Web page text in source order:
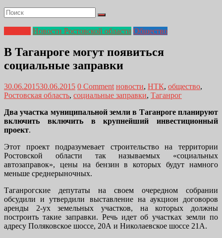
Новости Ростовской области Общество
В Таганроге могут появиться
социальные заправки
30.06.201530.06.2015 0 Comment новости, НТК, общество,
Ростовская область, социальные заправки, Таганрог
Два участка муниципальной земли в Таганроге планируют
включить включить в крупнейший инвестиционный
проект.
Этот проект подразумевает строительство на территории
Ростовской области так называемых «социальных
автозаправок», цены на бензин в которых будут намного
меньше среднерыночных.
Таганрогские депутаты на своем очередном собрании
обсудили и утвердили выставление на аукцион договоров
аренды 2-ух земельных участков, на которых должны
построить такие заправки. Речь идет об участках земли по
адресу Поляковское шоссе, 20А и Николаевское шоссе 21А.